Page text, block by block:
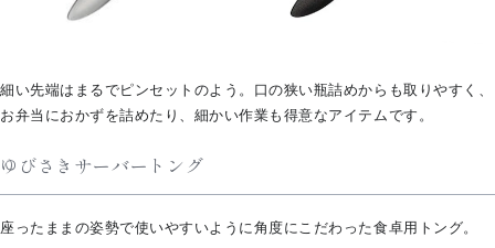
細い先端はまるでピンセットのよう。口の狭い瓶詰めからも取りやすく、
お弁当におかずを詰めたり、細かい作業も得意なアイテムです。
ゆびさきサーバートング
座ったままの姿勢で使いやすいように角度にこだわった食卓用トング。